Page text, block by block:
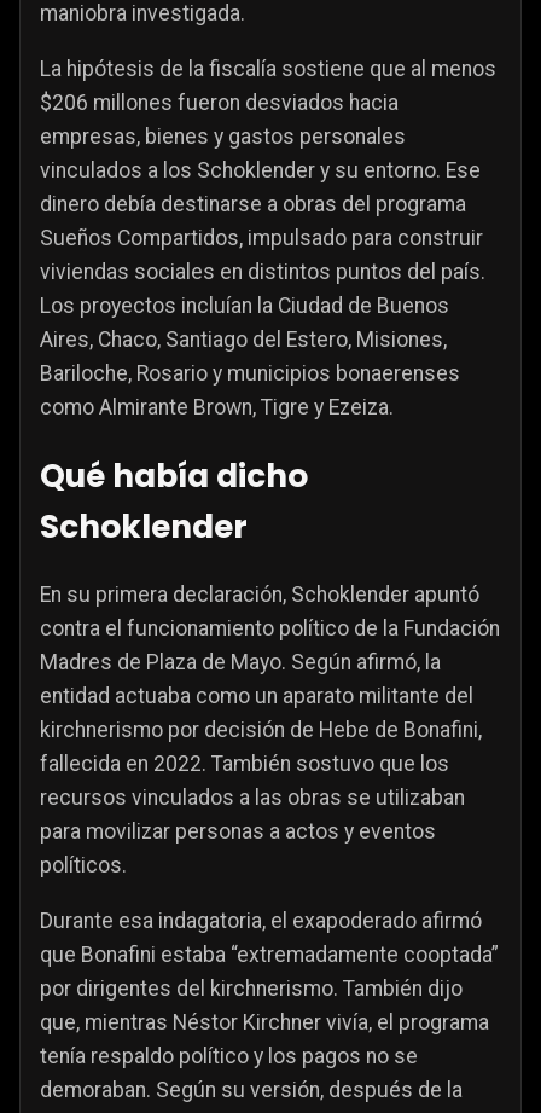
maniobra investigada.
La hipótesis de la fiscalía sostiene que al menos
$206 millones fueron desviados hacia
empresas, bienes y gastos personales
vinculados a los Schoklender y su entorno. Ese
dinero debía destinarse a obras del programa
Sueños Compartidos, impulsado para construir
viviendas sociales en distintos puntos del país.
Los proyectos incluían la Ciudad de Buenos
Aires, Chaco, Santiago del Estero, Misiones,
Bariloche, Rosario y municipios bonaerenses
como Almirante Brown, Tigre y Ezeiza.
Qué había dicho
Schoklender
En su primera declaración, Schoklender apuntó
contra el funcionamiento político de la Fundación
Madres de Plaza de Mayo. Según afirmó, la
entidad actuaba como un aparato militante del
kirchnerismo por decisión de Hebe de Bonafini,
fallecida en 2022. También sostuvo que los
recursos vinculados a las obras se utilizaban
para movilizar personas a actos y eventos
políticos.
Durante esa indagatoria, el exapoderado afirmó
que Bonafini estaba “extremadamente cooptada”
por dirigentes del kirchnerismo. También dijo
que, mientras Néstor Kirchner vivía, el programa
tenía respaldo político y los pagos no se
demoraban. Según su versión, después de la